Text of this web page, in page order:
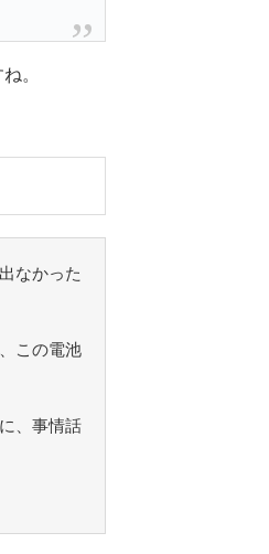
。
なかった
この電池
、事情話